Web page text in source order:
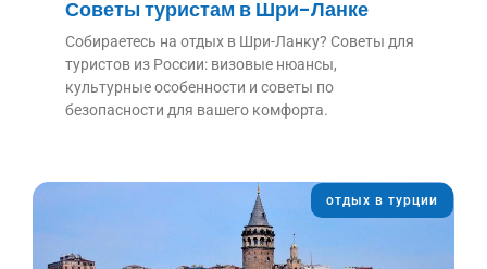
Советы туристам в Шри-Ланке
Собираетесь на отдых в Шри-Ланку? Советы для
туристов из России: визовые нюансы,
культурные особенности и советы по
безопасности для вашего комфорта.
отдых в турции